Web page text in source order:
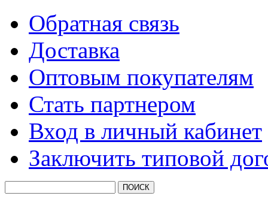
Обратная связь
Доставка
Оптовым покупателям
Стать партнером
Вход в личный кабинет
Заключить типовой